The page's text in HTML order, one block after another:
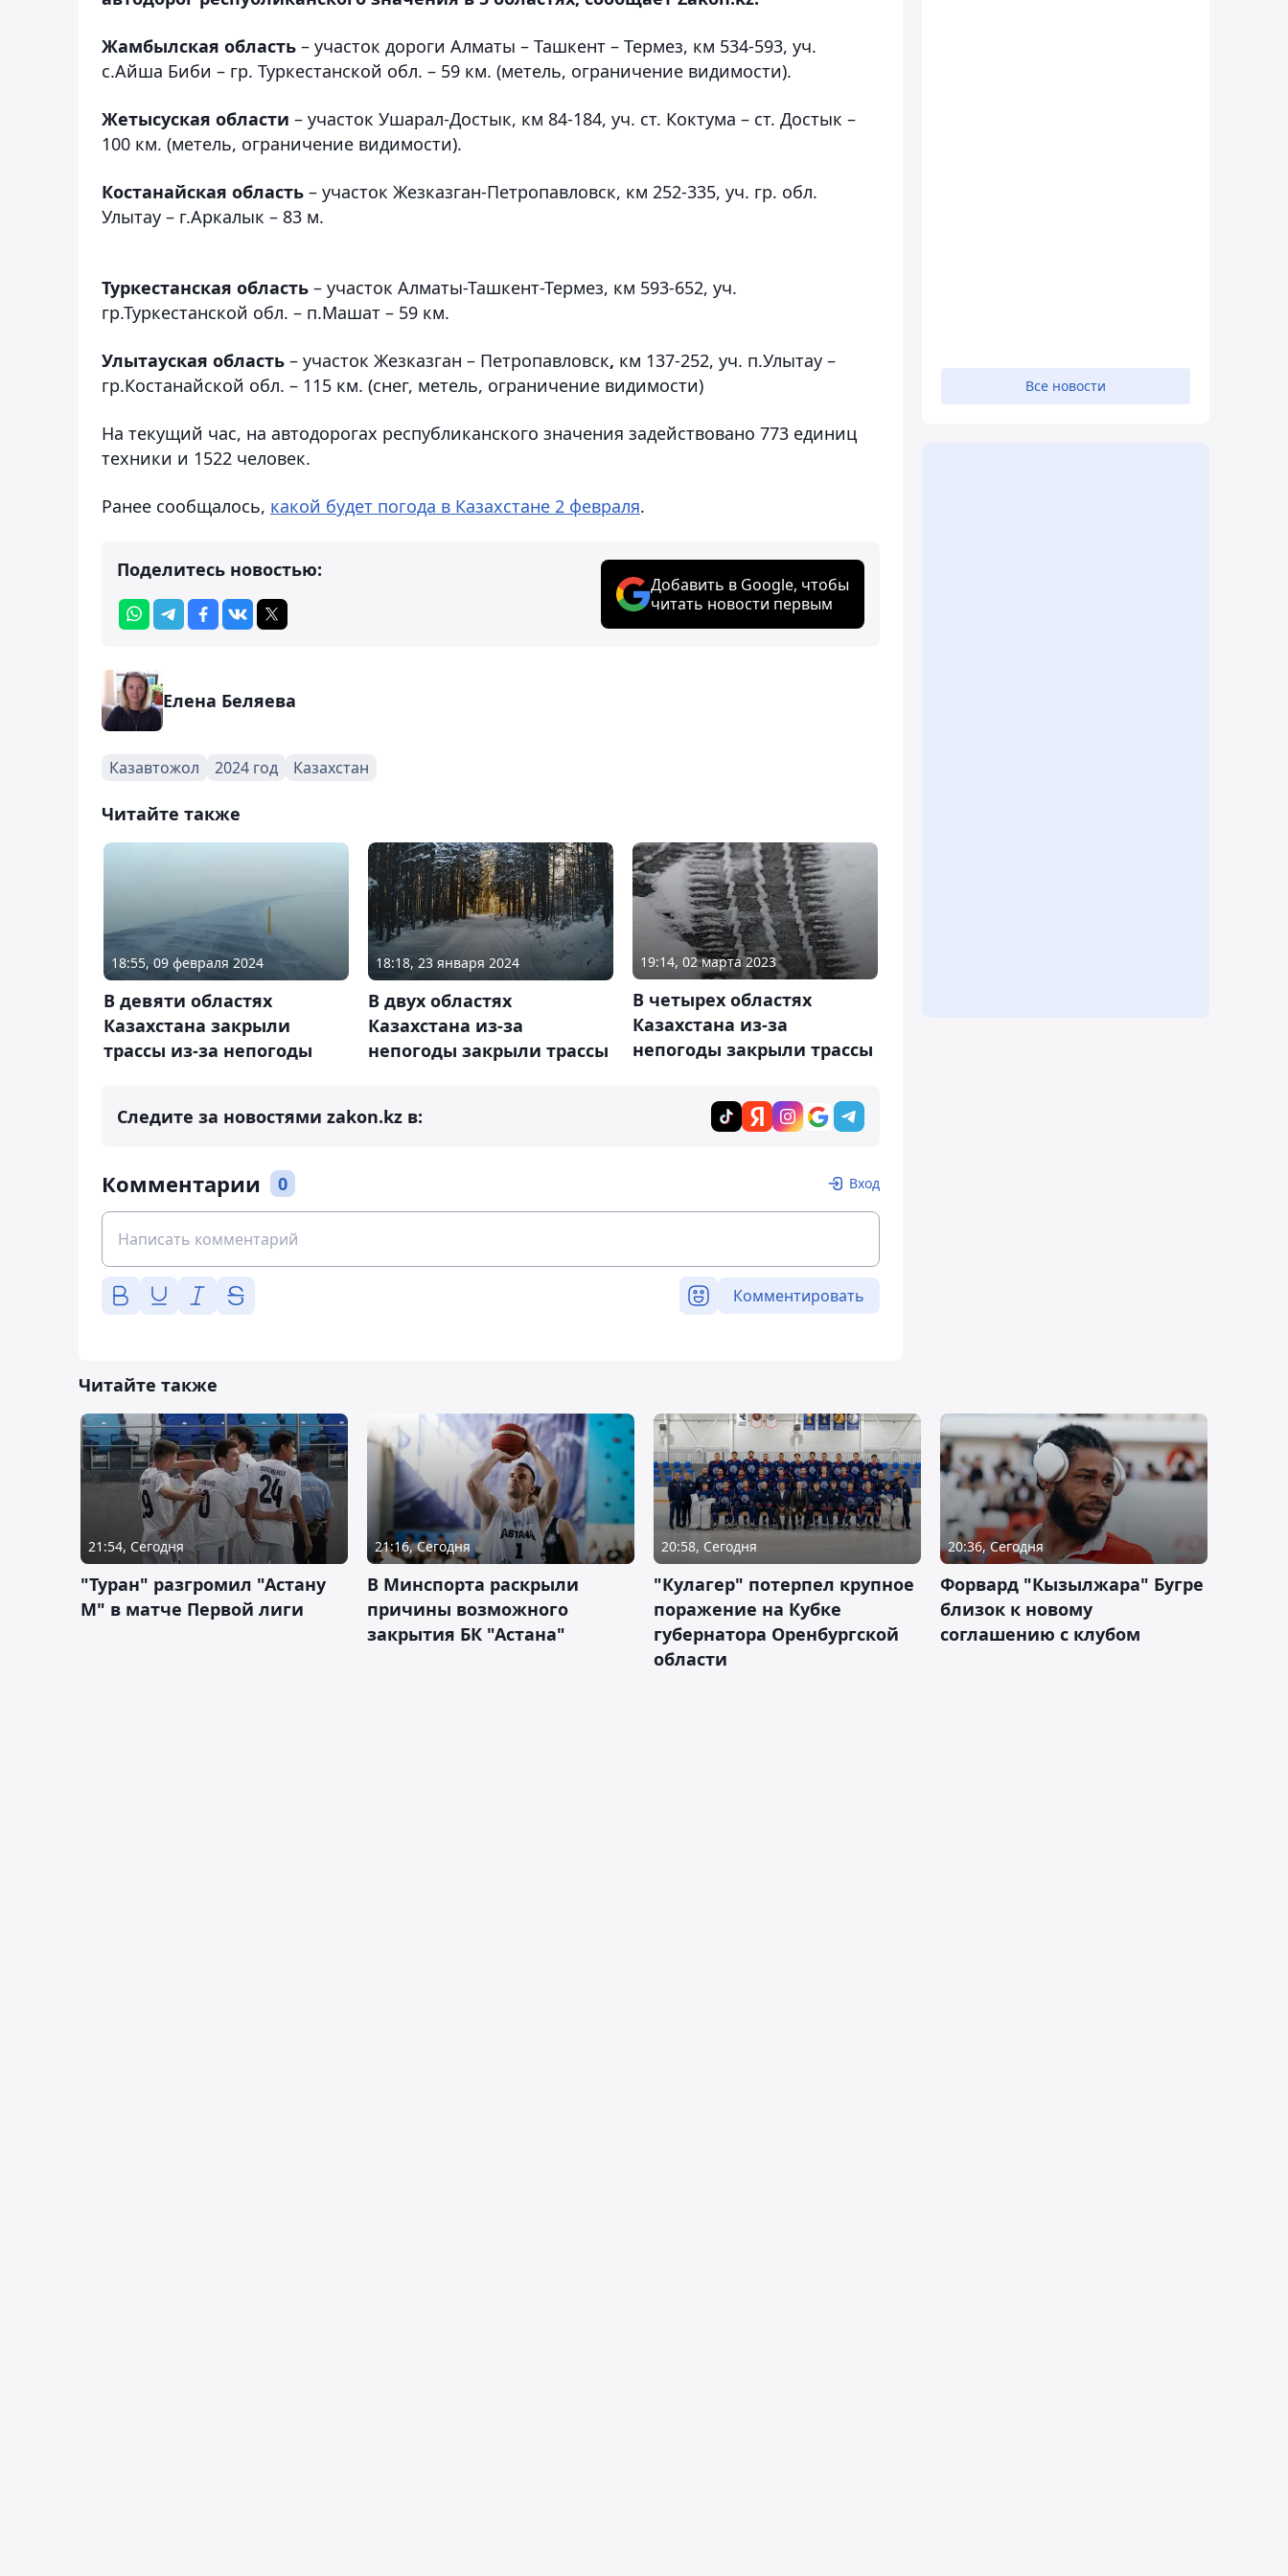
Жамбылская область – участок дороги Алматы – Ташкент – Термез, км 534-593, уч.
с.Айша Биби – гр. Туркестанской обл. – 59 км. (метель, ограничение видимости).
Жетысуская области – участок Ушарал-Достык, км 84-184, уч. ст. Коктума – ст. Достык –
100 км. (метель, ограничение видимости).
Костанайская область – участок Жезказган-Петропавловск, км 252-335, уч. гр. обл.
Улытау – г.Аркалык – 83 м.
Туркестанская область – участок Алматы-Ташкент-Термез, км 593-652, уч.
гр.Туркестанской обл. – п.Машат – 59 км.
Улытауская область – участок Жезказган – Петропавловск, км 137-252, уч. п.Улытау –
гр.Костанайской обл. – 115 км. (снег, метель, ограничение видимости)
На текущий час, на автодорогах республиканского значения задействовано 773 единиц
техники и 1522 человек.
Ранее сообщалось, какой будет погода в Казахстане 2 февраля.
Поделитесь новостью:
Добавить в Google, чтобы
читать новости первым
Елена Беляева
Казавтожол 2024 год Казахстан
Читайте также
18:55, 09 февраля 2024
В девяти областях
Казахстана закрыли
трассы из-за непогоды
18:18, 23 января 2024
В двух областях
Казахстана из-за
непогоды закрыли трассы
19:14, 02 марта 2023
В четырех областях
Казахстана из-за
непогоды закрыли трассы
Следите за новостями zakon.kz в:
Комментарии 0 Вход
Комментировать
Все новости
Читайте также
21:54, Сегодня
"Туран" разгромил "Астану
М" в матче Первой лиги
21:16, Сегодня
В Минспорта раскрыли
причины возможного
закрытия БК "Астана"
20:58, Сегодня
"Кулагер" потерпел крупное
поражение на Кубке
губернатора Оренбургской
области
20:36, Сегодня
Форвард "Кызылжара" Бугре
близок к новому
соглашению с клубом